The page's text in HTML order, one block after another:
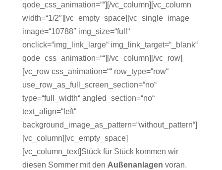
qode_css_animation=““][/vc_column][vc_column
width=“1/2″][vc_empty_space][vc_single_image
image=“10788″ img_size=“full“
onclick=“img_link_large“ img_link_target=“_blank“
qode_css_animation=““][/vc_column][/vc_row]
[vc_row css_animation=““ row_type=“row“
use_row_as_full_screen_section=“no“
type=“full_width“ angled_section=“no“
text_align=“left“
background_image_as_pattern=“without_pattern“]
[vc_column][vc_empty_space]
[vc_column_text]Stück für Stück kommen wir
diesen Sommer mit den Außenanlagen voran.